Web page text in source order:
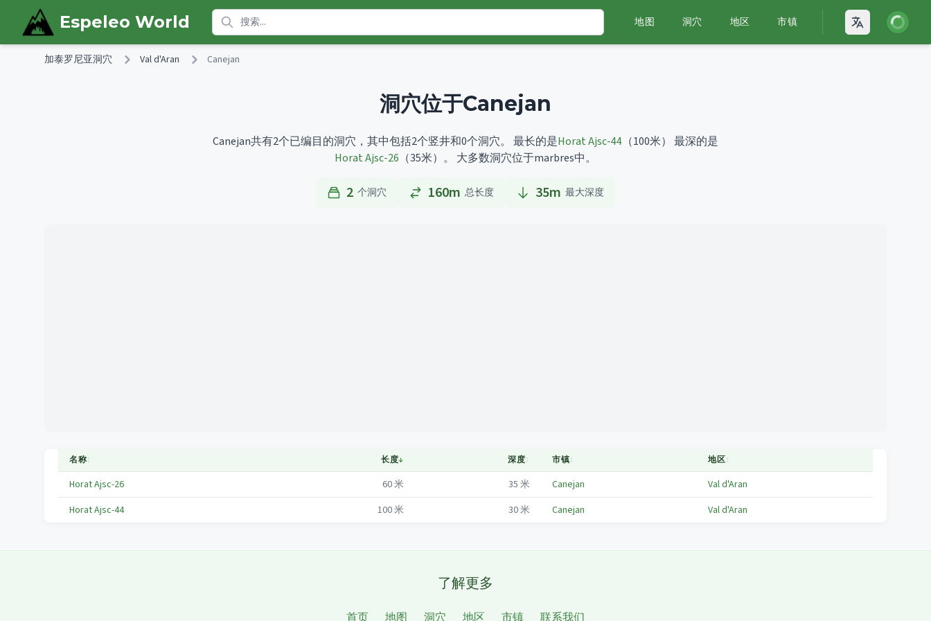
Skip to main content
Espeleo World 地图 洞穴 地区 市镇 Open
登录
加泰罗尼亚洞穴 Val d'Aran Canejan
洞穴位于Canejan
Canejan共有2个已编目的洞穴，其中包括2个竖井和0个洞穴。 最长的是Horat Ajsc-44 （100米） 最深的是
Horat Ajsc-26 （35米）。 大多数洞穴位于marbres中。
2 个洞穴 160m 总长度 35m 最大深度
名称↕ 长度↓ 深度↕ 市镇↕ 地区↕
Horat Ajsc-26 60米 35 米 Canejan
Val d'Aran
Horat Ajsc-44
100米 30米 Canejan Val d'Aran
了解更多
首页 地图 洞穴 地区 市镇 联系我们